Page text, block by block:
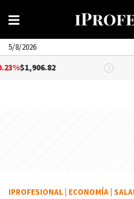
5/8/2026
DÓLAR
IPROFESIONAL ECONOMÍA